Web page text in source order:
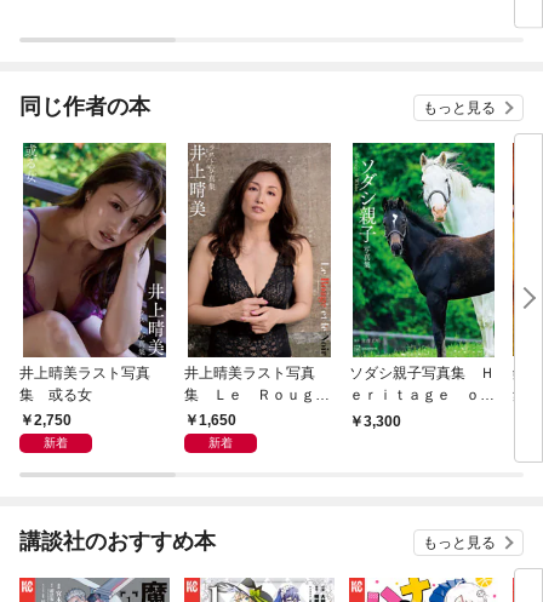
同じ作者の本 もっと見る
井上晴美ラスト写真
集 或る女
2,750
新着
井上晴美ラスト写真
集 Ｌｅ Ｒｏｕｇ
ｅ ｅｔ ｌｅ Ｎｏ
ｉｒ
1,650
新着
ソダシ親子写真集 Ｈ
ｅｒｉｔａｇｅ ｏ
ｆ Ｗｈｉｔｅ
3,300
錦
集～
講談社のおすすめ本 もっと見る